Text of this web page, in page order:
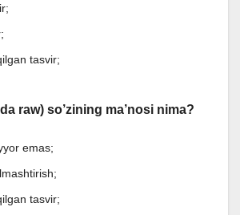
tasvir;
raw) so’zining ma’nosi nima?
emas;
tasvir;